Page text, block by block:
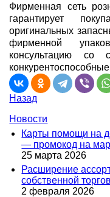
Фирменная сеть
гарантирует
оригинальных
фирменной
консультацию со
Назад
Новости
Карты помощи на
— промокод на
25 марта 2026
Расширение
собственной
2 февраля 2026